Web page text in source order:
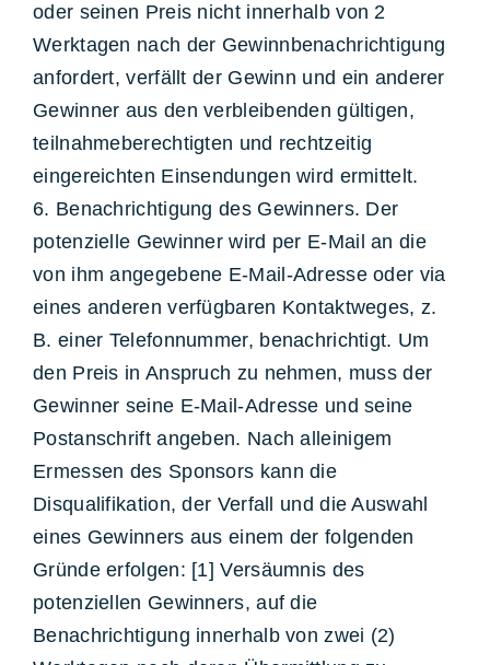
oder seinen Preis nicht innerhalb von 2
Werktagen nach der Gewinnbenachrichtigung
anfordert, verfällt der Gewinn und ein anderer
Gewinner aus den verbleibenden gültigen,
teilnahmeberechtigten und rechtzeitig
eingereichten Einsendungen wird ermittelt.
6. Benachrichtigung des Gewinners. Der
potenzielle Gewinner wird per E-Mail an die
von ihm angegebene E-Mail-Adresse oder via
eines anderen verfügbaren Kontaktweges, z.
B. einer Telefonnummer, benachrichtigt. Um
den Preis in Anspruch zu nehmen, muss der
Gewinner seine E-Mail-Adresse und seine
Postanschrift angeben. Nach alleinigem
Ermessen des Sponsors kann die
Disqualifikation, der Verfall und die Auswahl
eines Gewinners aus einem der folgenden
Gründe erfolgen: [1] Versäumnis des
potenziellen Gewinners, auf die
Benachrichtigung innerhalb von zwei (2)